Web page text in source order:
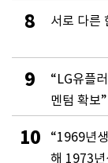
8 서로 다른
9
“LG유플
멘텀 확보”
10
“1969년
해 1973